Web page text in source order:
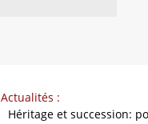
Actualités :
Héritage et succession: